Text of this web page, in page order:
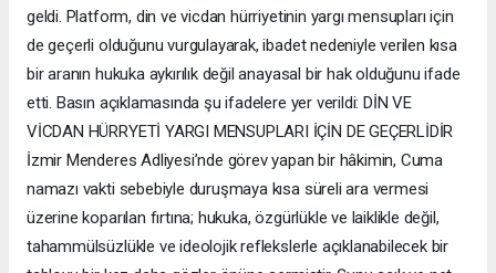
geldi. Platform, din ve vicdan hürriyetinin yargı mensupları için
de geçerli olduğunu vurgulayarak, ibadet nedeniyle verilen kısa
bir aranın hukuka aykırılık değil anayasal bir hak olduğunu ifade
etti. Basın açıklamasında şu ifadelere yer verildi: DİN VE
VİCDAN HÜRRYETİ YARGI MENSUPLARI İÇİN DE GEÇERLİDİR
İzmir Menderes Adliyesi’nde görev yapan bir hâkimin, Cuma
namazı vakti sebebiyle duruşmaya kısa süreli ara vermesi
üzerine koparılan fırtına; hukuka, özgürlükle ve laiklikle değil,
tahammülsüzlükle ve ideolojik reflekslerle açıklanabilecek bir